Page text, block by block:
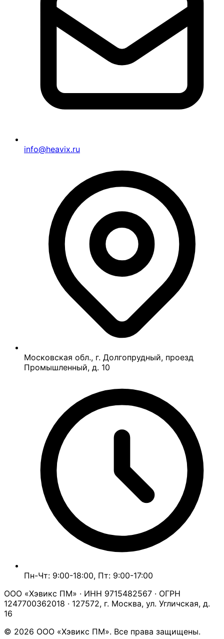
info@heavix.ru
Московская обл., г. Долгопрудный, проезд
Промышленный, д. 10
Пн-Чт: 9:00-18:00, Пт: 9:00-17:00
ООО «Хэвикс ПМ» · ИНН 9715482567 · ОГРН
1247700362018 · 127572, г. Москва, ул. Угличская, д.
16
© 2026 ООО «Хэвикс ПМ». Все права защищены.